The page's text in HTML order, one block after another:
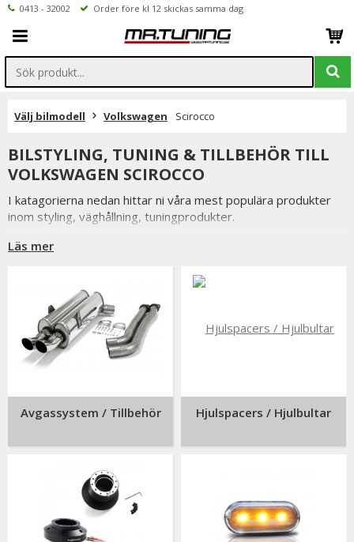
0413 - 32002 Order före kl 12 skickas samma dag
Välj bilmodell Volkswagen Scirocco
BILSTYLING, TUNING & TILLBEHÖR TILL
VOLKSWAGEN SCIROCCO
I katagorierna nedan hittar ni våra mest populära produkter
inom styling, väghållning, tuningprodukter.
Är det något som du funderar över eller inte hittar i vårt
Läs mer
Avgassystem / Tillbehör Hjulspacers / Hjulbultar